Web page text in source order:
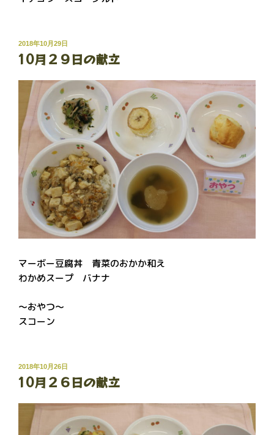
投
稿
日:
2018年10月29日
10月２９日の献立
マーボー豆腐丼 青菜のおかか和え
わかめスープ バナナ
～おやつ～
スコーン
投
稿
日:
2018年10月26日
10月２６日の献立